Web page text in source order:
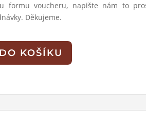
formu voucheru, napište nám to
Děkujeme.
KOŠÍKU